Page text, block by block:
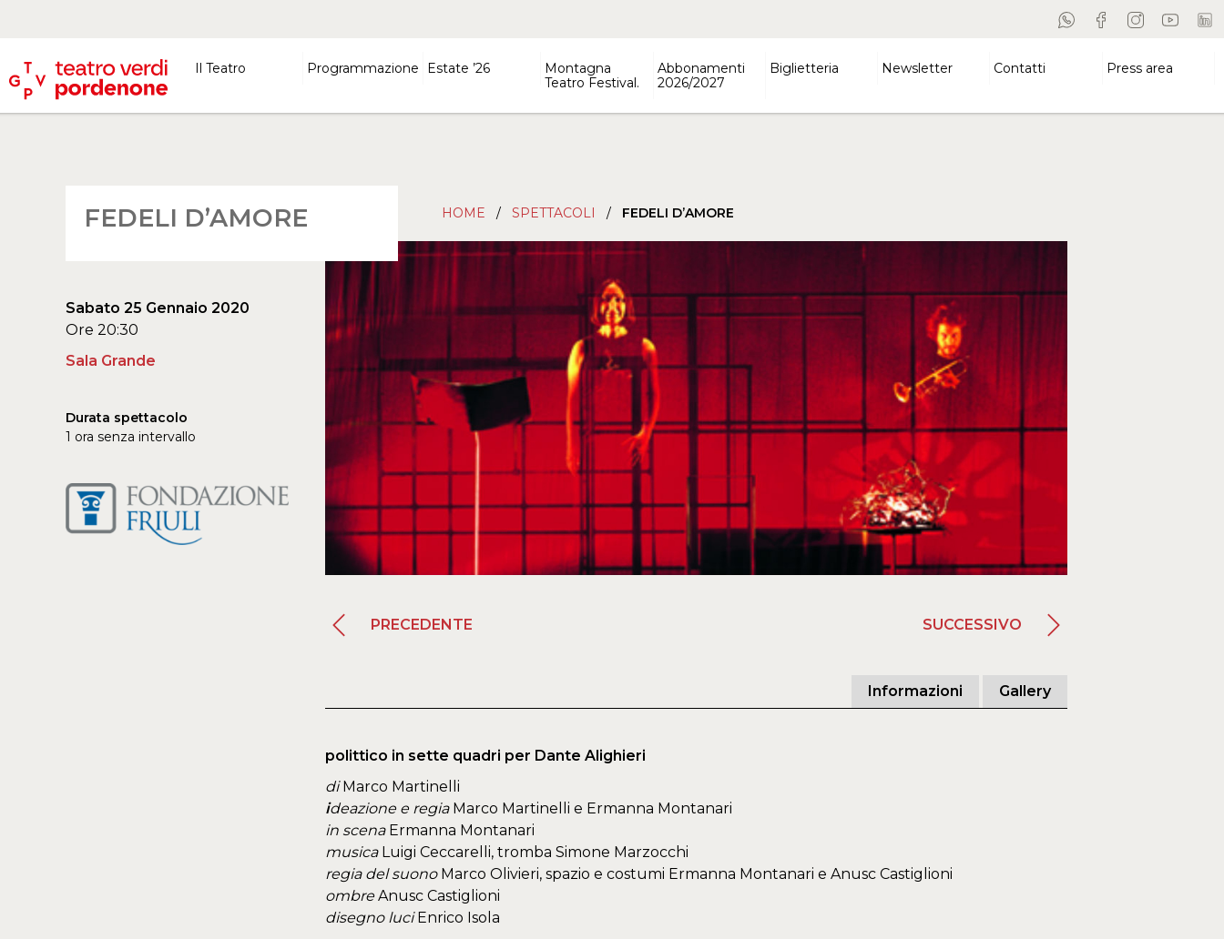
Il Teatro Programmazione Estate ’26
Montagna
Teatro Festival.
Abbonamenti
2026/2027
Biglietteria Newsletter Contatti Press area
FEDELI D’AMORE
Sabato 25 Gennaio 2020
Ore 20:30
Sala Grande
Durata spettacolo
1 ora senza intervallo
HOME / SPETTACOLI / FEDELI D’AMORE
PRECEDENTE SUCCESSIVO
Informazioni Gallery
polittico in sette quadri per Dante Alighieri
di Marco Martinelli
ideazione e regiaMarco Martinelli e Ermanna Montanari
in scenaErmanna Montanari
musicaLuigi Ceccarelli, tromba Simone Marzocchi
regia del suonoMarco Olivieri, spazio e costumi Ermanna Montanari e Anusc Castiglioni
ombreAnusc Castiglioni
disegno luciEnrico Isola